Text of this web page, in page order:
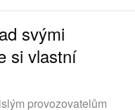
svými
si vlastní
provozovatelům